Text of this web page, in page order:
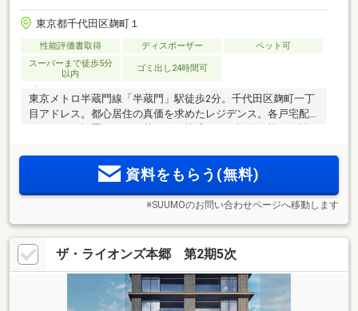
東京都千代田区麹町１
性能評価書取得 ディスポーザー
ペット可
スーパーまで徒歩5分
以内
ゴミ出し24時間可
東京メトロ半蔵門線「半蔵門」駅徒歩2分。千代田区麹町一丁
目アドレス。都心居住の真価を求めたレジデンス。各戸宅配
ボックスを設置。日々の暮らしを快適にする設備仕様。個性
資料をもらう(無料)
※SUUMOのお問い合わせページへ移動します
ザ・ライオンズ本郷 第2期5次